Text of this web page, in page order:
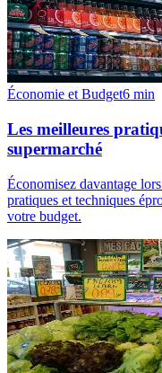
Économie et Budget6 min
Les meilleures
supermarché
Économisez davantage
pratiques et techniques
votre budget.